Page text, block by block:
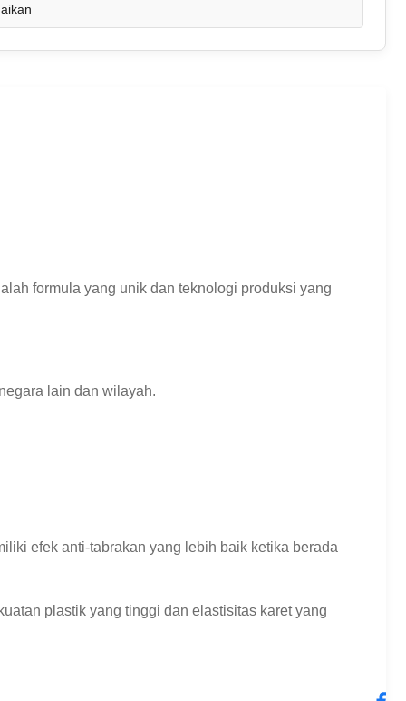
formula yang unik dan teknologi produksi yang
lain dan wilayah.
efek anti-tabrakan yang lebih baik ketika berada
plastik yang tinggi dan elastisitas karet yang